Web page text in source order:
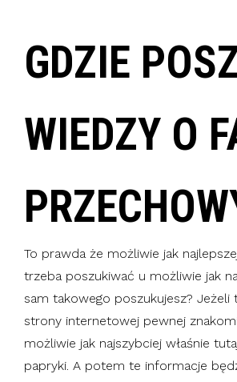
GDZIE
WIEDZY O
To prawda że możliwie jak
trzeba poszukiwać u możliwie jak
sam takowego poszukujesz?
strony internetowej pewnej
możliwie jak najszybciej właśnie
papryki. A potem te informacje